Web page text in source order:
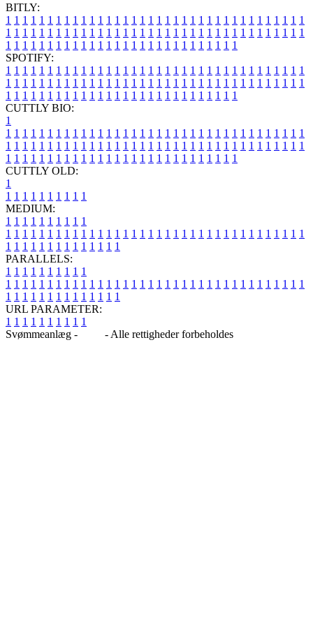
BITLY:
1 1 1 1 1 1 1 1 1 1 1 1 1 1 1 1 1 1 1 1 1 1 1 1 1 1 1 1 1 1 1 1 1 1 1 1
1 1 1 1 1 1 1 1 1 1 1 1 1 1 1 1 1 1 1 1 1 1 1 1 1 1 1 1 1 1 1 1 1 1 1 1
1 1 1 1 1 1 1 1 1 1 1 1 1 1 1 1 1 1 1 1 1 1 1 1 1 1 1 1
SPOTIFY:
1 1 1 1 1 1 1 1 1 1 1 1 1 1 1 1 1 1 1 1 1 1 1 1 1 1 1 1 1 1 1 1 1 1 1 1
1 1 1 1 1 1 1 1 1 1 1 1 1 1 1 1 1 1 1 1 1 1 1 1 1 1 1 1 1 1 1 1 1 1 1 1
1 1 1 1 1 1 1 1 1 1 1 1 1 1 1 1 1 1 1 1 1 1 1 1 1 1 1 1
CUTTLY BIO:
1
1 1 1 1 1 1 1 1 1 1 1 1 1 1 1 1 1 1 1 1 1 1 1 1 1 1 1 1 1 1 1 1 1 1 1 1
1 1 1 1 1 1 1 1 1 1 1 1 1 1 1 1 1 1 1 1 1 1 1 1 1 1 1 1 1 1 1 1 1 1 1 1
1 1 1 1 1 1 1 1 1 1 1 1 1 1 1 1 1 1 1 1 1 1 1 1 1 1 1 1
CUTTLY OLD:
1
1 1 1 1 1 1 1 1 1 1
MEDIUM:
1 1 1 1 1 1 1 1 1 1
1 1 1 1 1 1 1 1 1 1 1 1 1 1 1 1 1 1 1 1 1 1 1 1 1 1 1 1 1 1 1 1 1 1 1 1
1 1 1 1 1 1 1 1 1 1 1 1 1 1
PARALLELS:
1 1 1 1 1 1 1 1 1 1
1 1 1 1 1 1 1 1 1 1 1 1 1 1 1 1 1 1 1 1 1 1 1 1 1 1 1 1 1 1 1 1 1 1 1 1
1 1 1 1 1 1 1 1 1 1 1 1 1 1
URL PARAMETER:
1 1 1 1 1 1 1 1 1 1
Svømmeanlæg -
- Alle rettigheder forbeholdes